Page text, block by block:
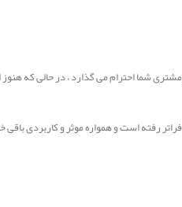
شما احترام می گذارد ، در حالی که هنوز
رفته است و همواره موثر و کاربردی باقی